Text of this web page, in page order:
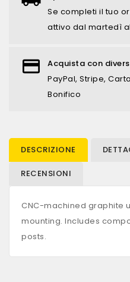
Se completi il tuo
attivo dal martedì
Acquista con
PayPal, Stripe,
Bonifico
DESCRIZIONE
RECENSIONI
CNC-machined graphite
mounting. Includes
posts.